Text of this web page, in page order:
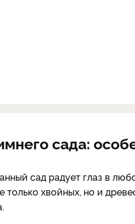
сада:
сад радует глаз в
только хвойных, но и